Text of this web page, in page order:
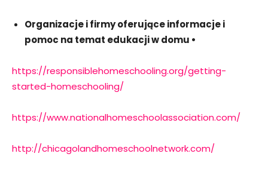
Organizacje i firmy oferujące informacje i
pomoc na temat edukacji w domu •
https://responsiblehomeschooling.org/getting-
started-homeschooling/
https://www.nationalhomeschoolassociation.com/
http://chicagolandhomeschoolnetwork.com/